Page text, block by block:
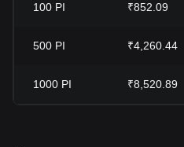
100 PI ₹852.09
500 PI ₹4,260.44
1000 PI ₹8,520.89